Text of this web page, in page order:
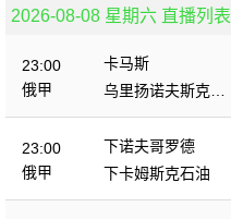
2026-08-08 星期六 直播列表
23:00
俄甲
卡马斯
乌里扬诺夫斯克伏
尔加
23:00
俄甲
下诺夫哥罗德
下卡姆斯克石油